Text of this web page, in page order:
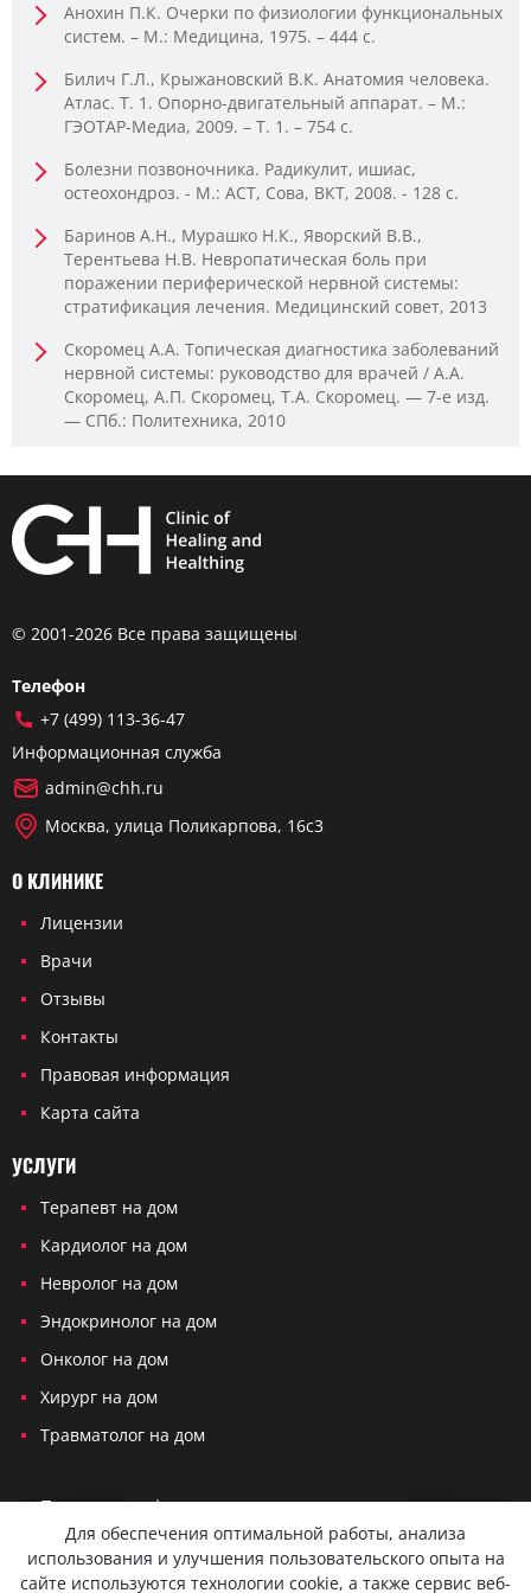
Анохин П.К. Очерки по физиологии функциональных
систем. – М.: Медицина, 1975. – 444 с.
Билич Г.Л., Крыжановский В.К. Анатомия человека.
Атлас. Т. 1. Опорно-двигательный аппарат. – М.:
ГЭОТАР-Медиа, 2009. – Т. 1. – 754 с.
Болезни позвоночника. Радикулит, ишиас,
остеохондроз. - М.: АСТ, Сова, ВКТ, 2008. - 128 c.
Баринов А.Н., Мурашко Н.К., Яворский В.В.,
Терентьева Н.В. Невропатическая боль при
поражении периферической нервной системы:
стратификация лечения. Медицинский совет, 2013
Скоромец А.А. Топическая диагностика заболеваний
нервной системы: руководство для врачей / А.А.
Скоромец, А.П. Скоромец, Т.А. Скоромец. — 7-е изд.
— СПб.: Политехника, 2010
© 2001-2026 Все права защищены
Телефон
+7 (499) 113-36-47
Информационная служба
admin@chh.ru
Москва, улица Поликарпова, 16с3
О КЛИНИКЕ
Лицензии
Врачи
Отзывы
Контакты
Правовая информация
Карта сайта
УСЛУГИ
Терапевт на дом
Кардиолог на дом
Невролог на дом
Эндокринолог на дом
Онколог на дом
Хирург на дом
Травматолог на дом
Политика конфиденциальности
Согласие на обработку персональных данных
Для обеспечения оптимальной работы, анализа
использования и улучшения пользовательского опыта на
сайте используются технологии cookie, а также сервис веб-